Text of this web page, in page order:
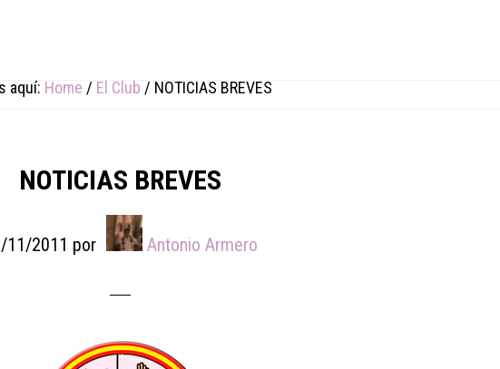
aquí: Home / El Club / NOTICIAS BREVES
NOTICIAS BREVES
11/2011 por Antonio Armero